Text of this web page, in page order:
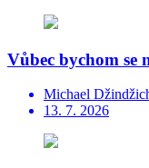
Vůbec bychom
Michael
13. 7. 2026